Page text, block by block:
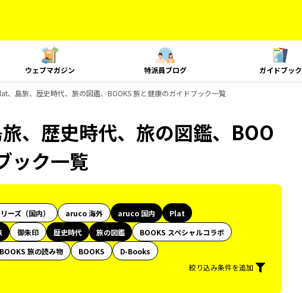
ウェブマガジン 特派員ブログ ガイドブック
、島旅、歴史時代、旅の図鑑、BOOKS 旅と健康のガイドブック一覧
、歴史時代、旅の図鑑、BOO
ック一覧
ーズ（国内） aruco 海外 aruco 国内
Plat
御朱印 歴史時代 旅の図鑑
BOOKS スペシャルコラボ
BOOKS 旅の読み物 BOOKS
D-Books
絞り込み条件を追加